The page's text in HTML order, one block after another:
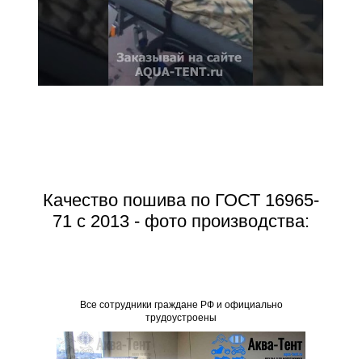
Качество пошива по ГОСТ 16965-
71 с 2013 - фото производства:
Все сотрудники граждане РФ и официально
трудоустроены